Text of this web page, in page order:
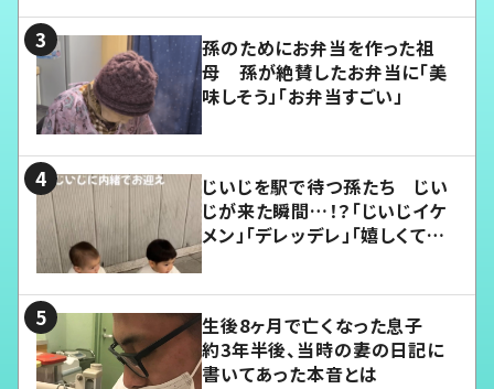
孫のためにお弁当を作った祖
母 孫が絶賛したお弁当に「美
味しそう」「お弁当すごい」
じいじを駅で待つ孫たち じい
じが来た瞬間…！？「じいじイケ
メン」「デレッデレ」「嬉しくて可
生後8ヶ月で亡くなった息子
約3年半後、当時の妻の日記に
書いてあった本音とは